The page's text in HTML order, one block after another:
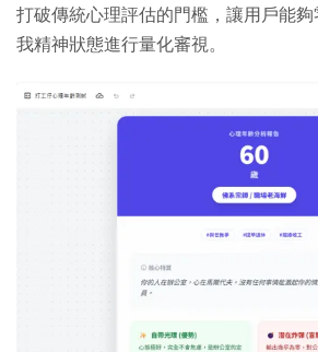
打破傳統心理評估的門檻，讓用戶能
我精神狀態進行量化審視。